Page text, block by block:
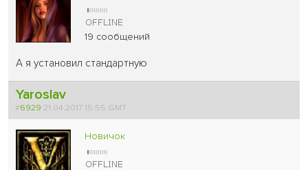
19 сообщений
А я установил стандартную
Yaroslav
#6929 21.04.2017 15:55 GMT
Новичок